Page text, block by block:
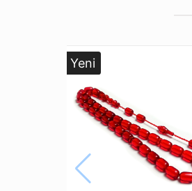
* Farklı monitör ve
* İncelediğiniz YENİ
günümüz
yoğun ısıya magruz
* Tesbih
mağazamız
Yeni